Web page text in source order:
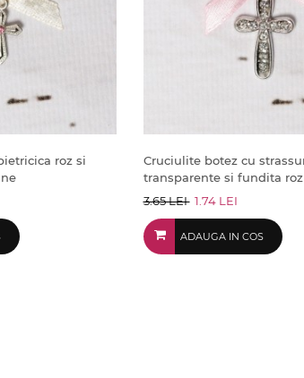
roz si
Cruciulite botez cu
transparente si fundita roz
3.65 LEI 1.74 LEI
ADAUGA IN COS